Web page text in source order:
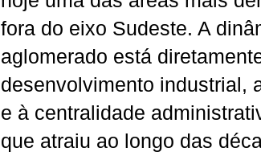
fora do eixo Sudeste. A
aglomerado está
desenvolvimento industrial,
e à centralidade
que atraiu ao longo das